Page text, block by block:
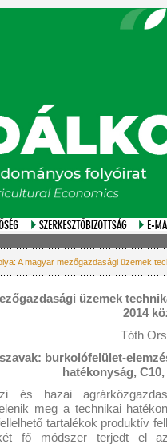
A magyar mezőgazdasági üzemek
üzemek
2014
Tóth
burkolófelület-
hatékonyság, C10,
és hazai
meg a technikai
tartalékok produktív
fő módszer terjedt el